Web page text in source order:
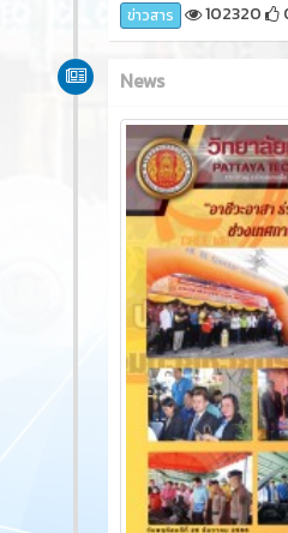
ข่าวสาร 921 0
พฤษภาคม 2024
News